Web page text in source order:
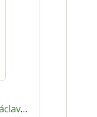
https://cs.wikipedia.org/wiki/Václav_Chvátal